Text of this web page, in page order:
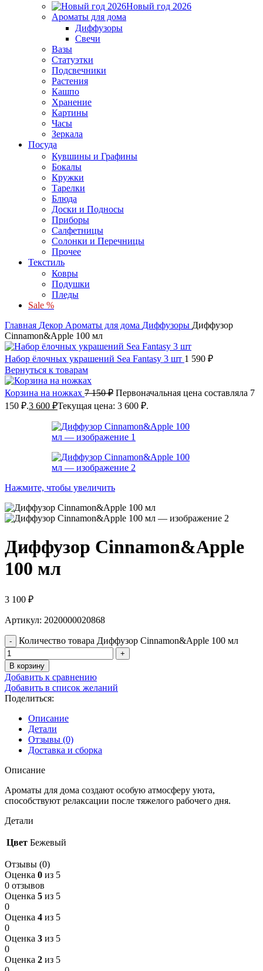
Новый год 2026
Ароматы для дома
Диффузоры
Свечи
Вазы
Статуэтки
Подсвечники
Растения
Кашпо
Хранение
Картины
Часы
Зеркала
Посуда
Кувшины и Графины
Бокалы
Кружки
Тарелки
Блюда
Доски и Подносы
Приборы
Салфетницы
Солонки и Перечницы
Прочее
Текстиль
Ковры
Подушки
Пледы
Sale %
Главная Декор Ароматы для дома Диффузоры Диффузор
Cinnamon&Apple 100 мл
Набор ёлочных украшений Sea Fantasy 3 шт 1 590 ₽
Вернуться к товарам
Корзина на ножках 7 150₽ Первоначальная цена составляла 7
150 ₽.3 600 ₽Текущая цена: 3 600 ₽.
Нажмите, чтобы увеличить
Диффузор Cinnamon&Apple
100 мл
3 100 ₽
Артикул: 2020000020868
Количество товара Диффузор Cinnamon&Apple 100 мл
В корзину
Добавить к сравнению
Добавить в список желаний
Поделиться:
Описание
Детали
Отзывы (0)
Доставка и сборка
Описание
Ароматы для дома создают особую атмосферу уюта,
способствуют релаксации после тяжелого рабочего дня.
Детали
Цвет Бежевый
Отзывы (0)
Оценка 0 из 5
0 отзывов
Оценка 5 из 5
0
Оценка 4 из 5
0
Оценка 3 из 5
0
Оценка 2 из 5